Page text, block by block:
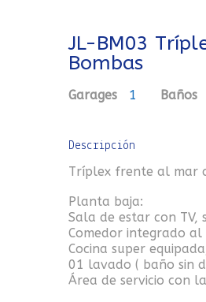
JL-BM03
Bombas
Garages 1 Baños
Descripción
Tríplex frente al mar
Planta baja:
Sala de estar con
Comedor integrado al
Cocina super
01 lavado ( baño sin
Área de servicio con